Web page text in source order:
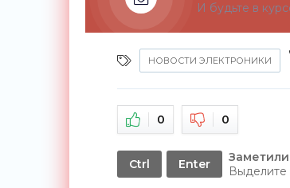
И будьте в
НОВОСТИ ЭЛЕКТРОНИКИ
,
0 0
Ctrl Enter
Выделите